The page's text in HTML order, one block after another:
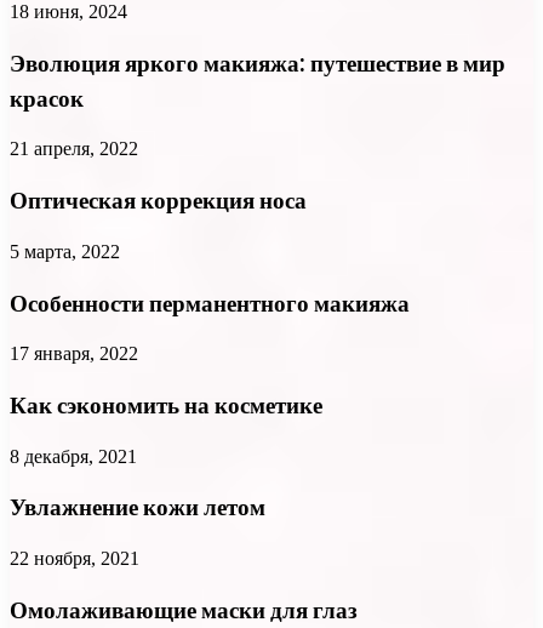
18 июня, 2024
Эволюция яркого макияжа: путешествие в мир
красок
21 апреля, 2022
Оптическая коррекция носа
5 марта, 2022
Особенности перманентного макияжа
17 января, 2022
Как сэкономить на косметике
8 декабря, 2021
Увлажнение кожи летом
22 ноября, 2021
Омолаживающие маски для глаз